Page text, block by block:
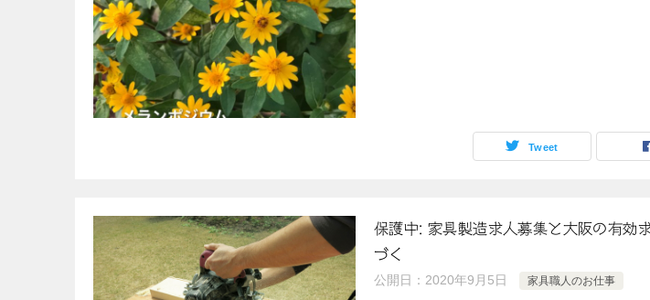
Tweet
保護中: 家具製造求人募集と大阪の有効
づく
公開日： 2020年9月5日 家具職人のお仕事